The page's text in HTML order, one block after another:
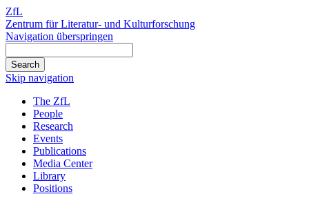
ZfL
Zentrum für Literatur- und Kulturforschung
Navigation überspringen
Skip navigation
The ZfL
People
Research
Events
Publications
Media Center
Library
Positions